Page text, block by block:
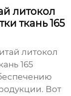
литокол
ткань 165
литокол
165
Вот